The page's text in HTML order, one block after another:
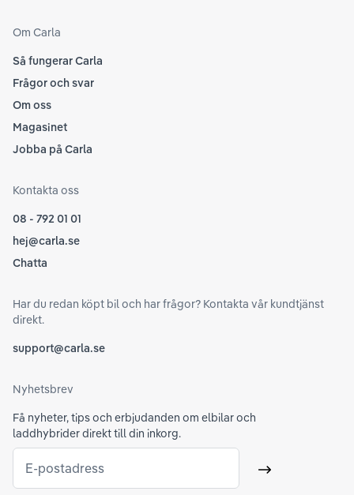
Om Carla
Så fungerar Carla
Frågor och svar
Om oss
Magasinet
Jobba på Carla
Kontakta oss
08 - 792 01 01
hej@carla.se
Chatta
Har du redan köpt bil och har frågor? Kontakta vår kundtjänst
direkt.
support@carla.se
Nyhetsbrev
Få nyheter, tips och erbjudanden om elbilar och
laddhybrider direkt till din inkorg.
E-postadress Skicka